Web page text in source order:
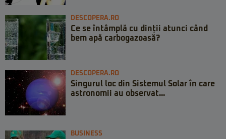
DESCOPERA.RO
Ce se întâmplă cu dinții atunci când
bem apă carbogazoasă?
DESCOPERA.RO
Singurul loc din Sistemul Solar în care
astronomii au observat...
BUSINESS